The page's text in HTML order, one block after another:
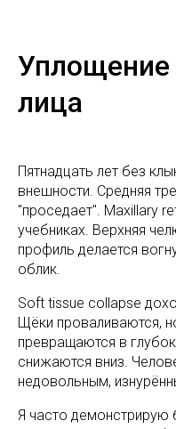
Уплощение
лица
Пятнадцать лет без
внешности. Средняя
"проседает". Maxillary
учебниках. Верхняя
профиль делается
облик.
Soft tissue collapse
Щёки проваливаются,
превращаются в
снижаются вниз.
недовольным,
Я часто